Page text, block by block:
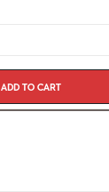
Add to cart